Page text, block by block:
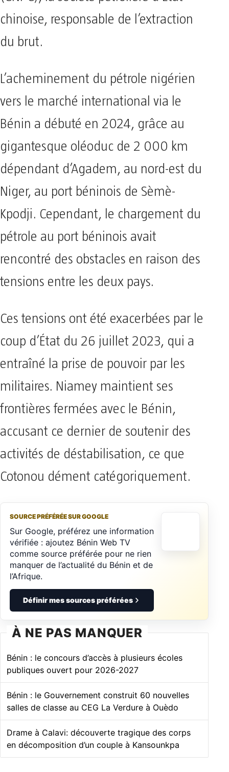
chinoise, responsable de l’extraction
du brut.
L’acheminement du pétrole nigérien
vers le marché international via le
Bénin a débuté en 2024, grâce au
gigantesque oléoduc de 2 000 km
dépendant d’Agadem, au nord-est du
Niger, au port béninois de Sèmè-
Kpodji. Cependant, le chargement du
pétrole au port béninois avait
rencontré des obstacles en raison des
tensions entre les deux pays.
Ces tensions ont été exacerbées par le
coup d’État du 26 juillet 2023, qui a
entraîné la prise de pouvoir par les
militaires. Niamey maintient ses
frontières fermées avec le Bénin,
accusant ce dernier de soutenir des
activités de déstabilisation, ce que
Cotonou dément catégoriquement.
SOURCE PRÉFÉRÉE SUR GOOGLE
Sur Google, préférez une information
vérifiée : ajoutez Bénin Web TV
comme source préférée pour ne rien
manquer de l’actualité du Bénin et de
l’Afrique.
Définir mes sources préférées
À NE PAS MANQUER
Bénin : le concours d’accès à plusieurs écoles
publiques ouvert pour 2026-2027
Bénin : le Gouvernement construit 60 nouvelles
salles de classe au CEG La Verdure à Ouèdo
Drame à Calavi: découverte tragique des corps
en décomposition d’un couple à Kansounkpa